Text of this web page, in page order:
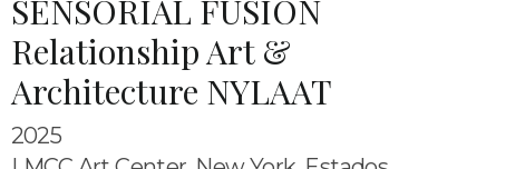
SENSORIAL FUSION
Relationship Art &
Architecture NYLAAT
2025